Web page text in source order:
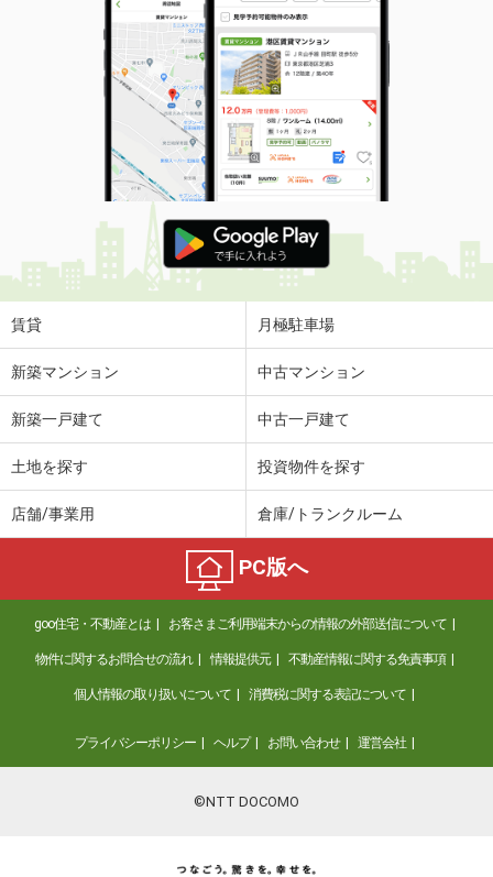
賃貸 月極駐車場
新築マンション 中古マンション
新築一戸建て 中古一戸建て
土地を探す 投資物件を探す
店舗/事業用 倉庫/トランクルーム
PC版へ
goo住宅・不動産とは お客さまご利用端末からの情報の外部送信について
物件に関するお問合せの流れ 情報提供元 不動産情報に関する免責事項
個人情報の取り扱いについて 消費税に関する表記について
プライバシーポリシー ヘルプ お問い合わせ 運営会社
©NTT DOCOMO